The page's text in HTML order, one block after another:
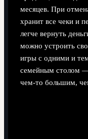
месяцев. При
хранит все чеки и
легче вернуть
можно устроить
игры с одними и
семейным столом —
чем‑то большим,